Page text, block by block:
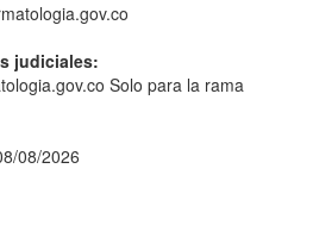
judiciales:
Solo para la rama
08/2026